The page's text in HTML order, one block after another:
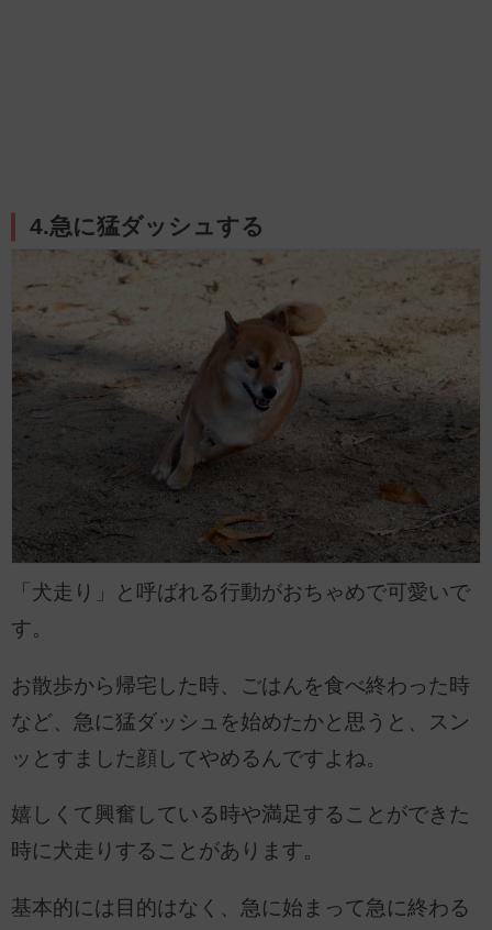
4.急に猛ダッシュする
「犬走り」と呼ばれる行動がおちゃめで可愛いで
す。
お散歩から帰宅した時、ごはんを食べ終わった時
など、急に猛ダッシュを始めたかと思うと、スン
ッとすました顔してやめるんですよね。
嬉しくて興奮している時や満足することができた
時に犬走りすることがあります。
基本的には目的はなく、急に始まって急に終わる